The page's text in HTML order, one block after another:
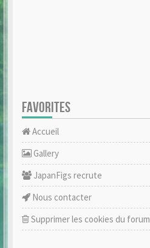
FAVORITES
Accueil
Gallery
JapanFigs recrute
Nous contacter
Supprimer les cookies du forum